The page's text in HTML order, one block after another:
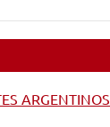
ARGENTINOS